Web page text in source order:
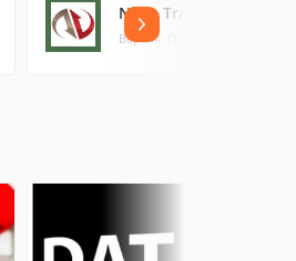
Ninja Trader
Версия: Посл